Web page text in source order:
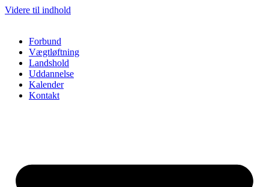
Videre til indhold
Forbund
Vægtløftning
Landshold
Uddannelse
Kalender
Kontakt